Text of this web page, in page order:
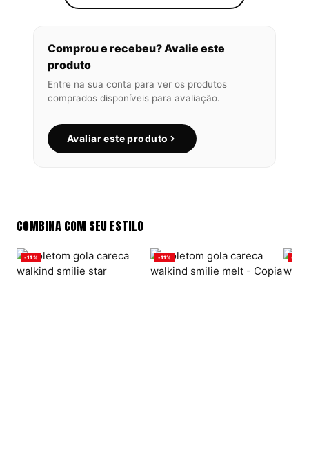
Comprou e recebeu? Avalie este
produto
Entre na sua conta para ver os produtos
comprados disponíveis para avaliação.
Avaliar este produto
COMBINA COM SEU ESTILO
-11% -11% -11%